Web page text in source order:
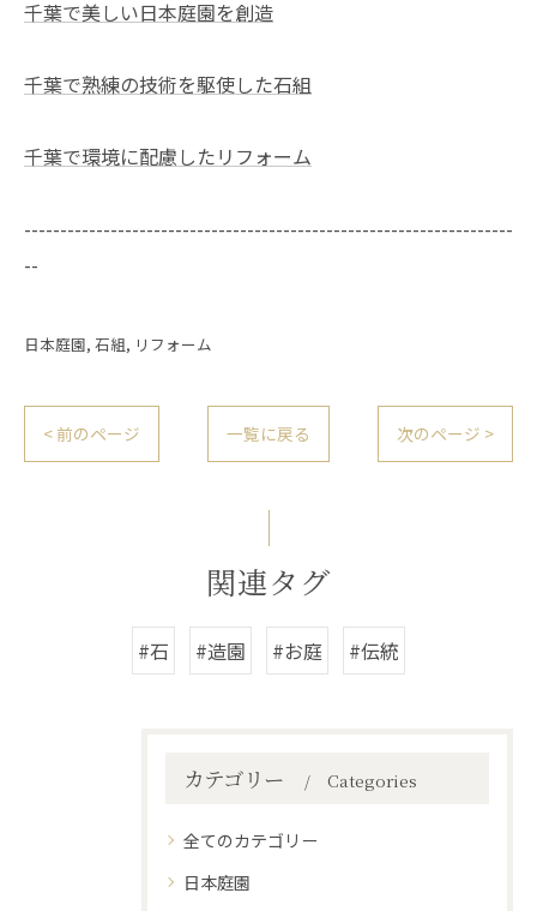
千葉で美しい日本庭園を創造
千葉で熟練の技術を駆使した石組
千葉で環境に配慮したリフォーム
--------------------------------------------------------------------
--
日本庭園 石組 リフォーム
< 前のページ 一覧に戻る 次のページ >
関連タグ
#石 #造園 #お庭 #伝統
カテゴリー Categories
全てのカテゴリー
日本庭園